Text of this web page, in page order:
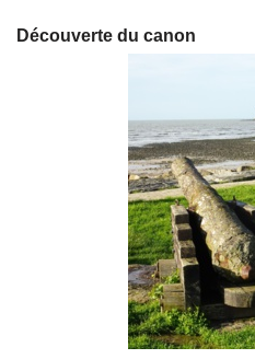
Découverte du canon